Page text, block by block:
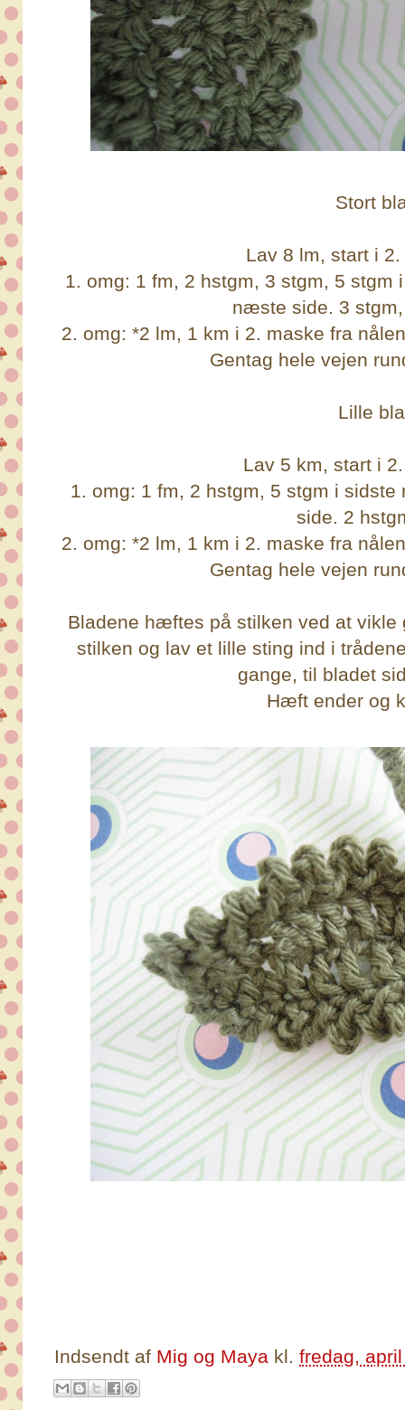
Stort
Lav 8 lm, start i
1. omg: 1 fm, 2 hstgm, 3 stgm, 5
næste side. 3
2. omg: *2 lm, 1 km i 2. maske fra
Gentag hele vejen
Lille
Lav 5 km, start i
1. omg: 1 fm, 2 hstgm, 5 stgm i
side. 2
2. omg: *2 lm, 1 km i 2. maske fra
Gentag hele vejen
Bladene hæftes på stilken ved at vikle
stilken og lav et lille sting ind i
gange, til bladet
Hæft ender og
Indsendt af Mig og Maya kl. fredag,